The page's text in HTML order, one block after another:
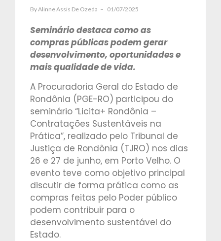
ByAlinne Assis De Ozeda 01/07/2025
Seminário destaca como as
compras públicas podem gerar
desenvolvimento, oportunidades e
mais qualidade de vida.
A Procuradoria Geral do Estado de
Rondônia (PGE-RO) participou do
seminário “Licita+ Rondônia –
Contratações Sustentáveis na
Prática”, realizado pelo Tribunal de
Justiça de Rondônia (TJRO) nos dias
26 e 27 de junho, em Porto Velho. O
evento teve como objetivo principal
discutir de forma prática como as
compras feitas pelo Poder público
podem contribuir para o
desenvolvimento sustentável do
Estado.